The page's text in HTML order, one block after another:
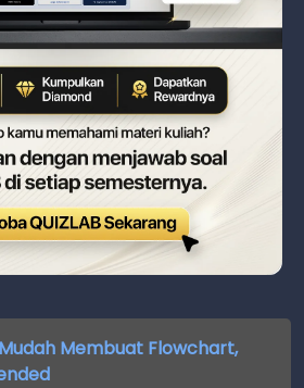
Membuat Flowchart,